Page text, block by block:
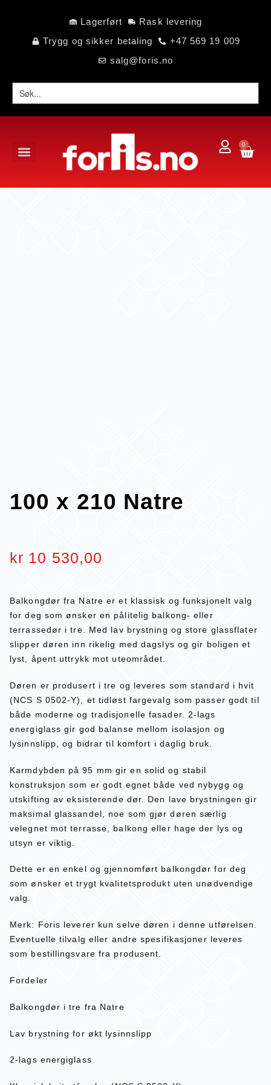
Lagerført
Rask levering
Trygg og sikker betaling
+47 569 19 009
salg@foris.no
0
100 x 210 Natre
kr 10 530,00
Balkongdør fra Natre er et klassisk og funksjonelt valg
for deg som ønsker en pålitelig balkong- eller
terrassedør i tre. Med lav brystning og store glassflater
slipper døren inn rikelig med dagslys og gir boligen et
lyst, åpent uttrykk mot uteområdet.
Døren er produsert i tre og leveres som standard i hvit
(NCS S 0502-Y), et tidløst fargevalg som passer godt til
både moderne og tradisjonelle fasader. 2-lags
energiglass gir god balanse mellom isolasjon og
lysinnslipp, og bidrar til komfort i daglig bruk.
Karmdybden på 95 mm gir en solid og stabil
konstruksjon som er godt egnet både ved nybygg og
utskifting av eksisterende dør. Den lave brystningen gir
maksimal glassandel, noe som gjør døren særlig
velegnet mot terrasse, balkong eller hage der lys og
utsyn er viktig.
Dette er en enkel og gjennomført balkongdør for deg
som ønsker et trygt kvalitetsprodukt uten unødvendige
valg.
Merk: Foris leverer kun selve døren i denne utførelsen.
Eventuelle tilvalg eller andre spesifikasjoner leveres
som bestillingsvare fra produsent.
Fordeler
Balkongdør i tre fra Natre
Lav brystning for økt lysinnslipp
2-lags energiglass